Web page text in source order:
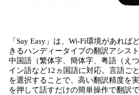
「Say Easy」は、Wi-Fi環境があれば
きるハンディータイプの翻訳アシス
中国語（繁体字、簡体字、粤語（え
イン語など12ヵ国語に対応。言語ご
を選択することで、高い翻訳精度を
を押して話すだけの簡単操作で翻訳